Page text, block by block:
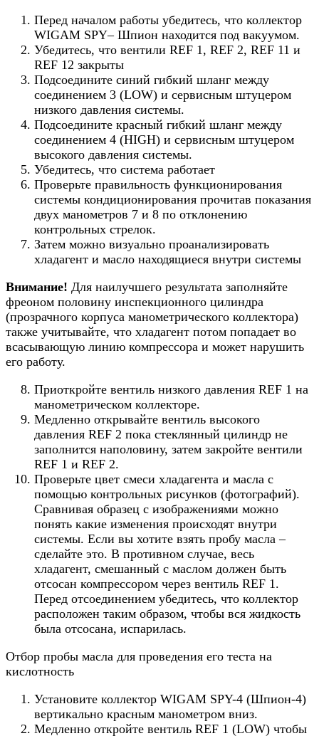
Перед началом работы убедитесь, что коллектор
WIGAM SPY– Шпион находится под вакуумом.
Убедитесь, что вентили REF 1, REF 2, REF 11 и
REF 12 закрыты
Подсоедините синий гибкий шланг между
соединением 3 (LOW) и сервисным штуцером
низкого давления системы.
Подсоедините красный гибкий шланг между
соединением 4 (HIGH) и сервисным штуцером
высокого давления системы.
Убедитесь, что система работает
Проверьте правильность функционирования
системы кондиционирования прочитав показания
двух манометров 7 и 8 по отклонению
контрольных стрелок.
Затем можно визуально проанализировать
хладагент и масло находящиеся внутри системы
Внимание! Для наилучшего результата заполняйте
фреоном половину инспекционного цилиндра
(прозрачного корпуса манометрического коллектора)
также учитывайте, что хладагент потом попадает во
всасывающую линию компрессора и может нарушить
его работу.
Приоткройте вентиль низкого давления REF 1 на
манометрическом коллекторе.
Медленно открывайте вентиль высокого
давления REF 2 пока стеклянный цилиндр не
заполнится наполовину, затем закройте вентили
REF 1 и REF 2.
Проверьте цвет смеси хладагента и масла с
помощью контрольных рисунков (фотографий).
Сравнивая образец с изображениями можно
понять какие изменения происходят внутри
системы. Если вы хотите взять пробу масла –
сделайте это. В противном случае, весь
хладагент, смешанный с маслом должен быть
отсосан компрессором через вентиль REF 1.
Перед отсоединением убедитесь, что коллектор
расположен таким образом, чтобы вся жидкость
была отсосана, испарилась.
Отбор пробы масла для проведения его теста на
кислотность
Установите коллектор WIGAM SPY-4 (Шпион-4)
вертикально красным манометром вниз.
Медленно откройте вентиль REF 1 (LOW) чтобы